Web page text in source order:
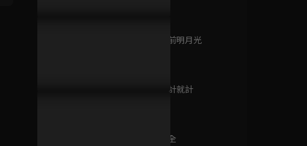
第243集 床前明月光
第244集 將計就計
第245集 成全
已完結 / 共 28 集
桃花盛開